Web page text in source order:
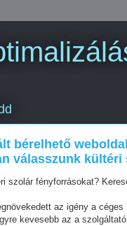
bérelhető
válasszunk
szolár fényforrásokat?
az igény a
kevesebb az a